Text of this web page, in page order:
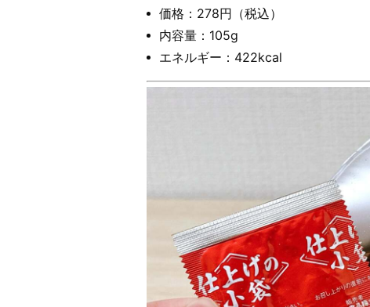
価格：278円（税込）
内容量：105g
エネルギー：422kcal